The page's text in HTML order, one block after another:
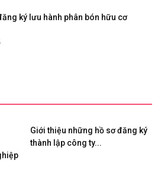
ký lưu hành phân bón hữu cơ
Giới thiệu những hồ sơ đăng ký
thành lập công ty...